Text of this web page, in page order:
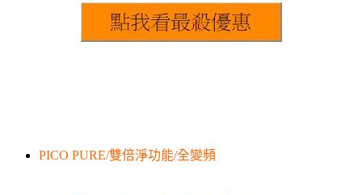
PICO PURE/雙倍淨功能/全變頻